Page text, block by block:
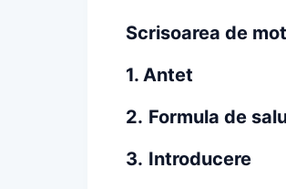
Scrisoarea de
1. Antet
2. Formula de
3. Introducere